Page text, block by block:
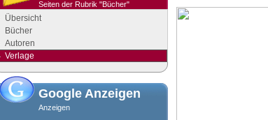
Seiten der Rubrik "Bücher"
Übersicht
Bücher
Autoren
Verlage
Google Anzeigen
Anzeigen